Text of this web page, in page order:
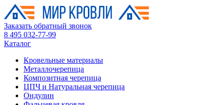
Заказать обратный звонок
8 495 032-77-99
Каталог
Кровельные материалы
Металлочерепица
Композитная черепица
ЦПЧ и Натуральная черепица
Ондулин